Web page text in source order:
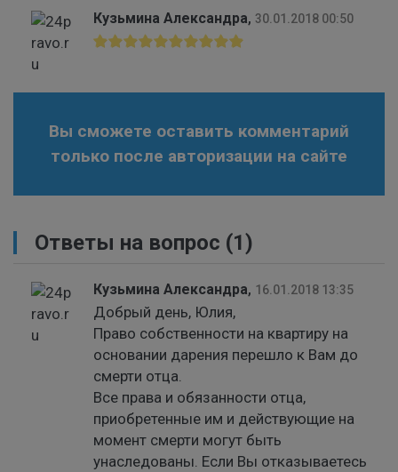
Кузьмина Александра, 30.01.2018 00:50
Вы сможете оставить комментарий
только после авторизации на сайте
Ответы на вопрос (1)
Кузьмина Александра, 16.01.2018 13:35
Добрый день, Юлия,
Право собственности на квартиру на
основании дарения перешло к Вам до
смерти отца.
Все права и обязанности отца,
приобретенные им и действующие на
момент смерти могут быть
унаследованы. Если Вы отказываетесь